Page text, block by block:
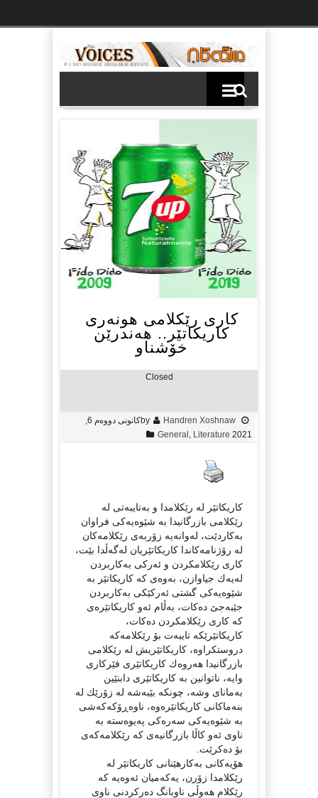
كاری رێكلامی هونه‌ری
كاریكاتێر.. هه‌ندرێن
خۆشناو
Closed
by Handren Xoshnaw
2021
General Literature
كاریكاتێر له‌ رێكلامدا و به‌تایبه‌تی له‌
رێكلامی بازرگانیدا به‌ شێوه‌یه‌كی فراوان
به‌كاردێت، له‌وانه‌یه‌ زۆربه‌ی رێكلامه‌كان
له‌ رۆژنامه‌كاندا كاریكاتێریان له‌گه‌ڵدا بێت،
كاری رێكلامكردن و ئه‌ركی به‌كاربردن
له‌یه‌ك جیاوازن، به‌وه‌ی كه‌ كاریكاتێر به‌
شێوه‌یه‌كی گشتی ئه‌ركێكی به‌كاربردن
جێبه‌جێ ده‌كات، به‌ڵام ئه‌و كاریكاتێره‌ی
كه‌ كاری رێكلامكردن ده‌كات،
كاریكاتێرێكه‌ تایبه‌ت بۆ رێكلامه‌كه‌
دروستكراوه‌، كاریكاتێریش له‌ رێكلامی
بازرگانیدا هه‌روه‌ك كاریكاتێری فێركاری
وایه‌، ناتوانین به‌ كاریكاتێری دابنێین
به‌مانای وشه‌، چونكه‌ بێبه‌شه‌ له‌ زۆرێك له‌
بنه‌ماكانی كاریكاتێره‌وه‌، ناوه‌ڕۆكه‌كه‌شی
به‌ شێوه‌یه‌كی سه‌ره‌كی په‌یوه‌سته‌ به‌
ناوی ئه‌و كاڵا بازرگانیه‌ی كه‌ رێكلامه‌كه‌ی
بۆ ده‌كرێت.
هۆیه‌كانی به‌كارهێنانی كاریكاتێر له‌
رێكلامدا زۆرن، یه‌كه‌میان ئه‌وه‌یه‌ كه‌
رێكلام هه‌وڵی ناوبانگ ده‌ركردنی ناوی